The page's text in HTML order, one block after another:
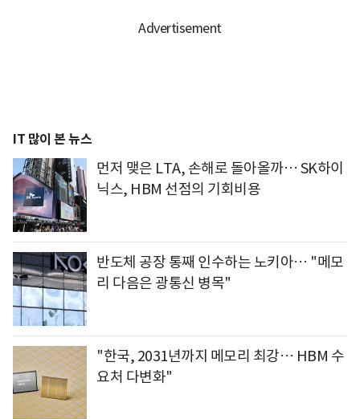
IT 많이 본 뉴스
먼저 맺은 LTA, 손해로 돌아올까… SK하이
닉스, HBM 선점의 기회비용
반도체 공장 통째 인수하는 노키아… "메모
리 다음은 광통신 병목"
"한국, 2031년까지 메모리 최강… HBM 수
요처 다변화"